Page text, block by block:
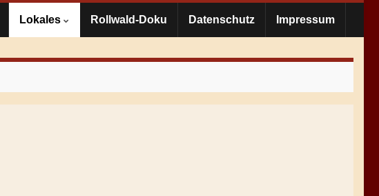
Lokales Rollwald-Doku Datenschutz Impressum